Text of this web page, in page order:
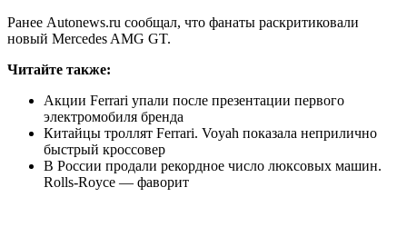
Ранее Autonews.ru сообщал, что фанаты раскритиковали
новый Mercedes AMG GT.
Читайте также:
Акции Ferrari упали после презентации первого
электромобиля бренда
Китайцы троллят Ferrari. Voyah показала неприлично
быстрый кроссовер
В России продали рекордное число люксовых машин.
Rolls-Roycе — фаворит